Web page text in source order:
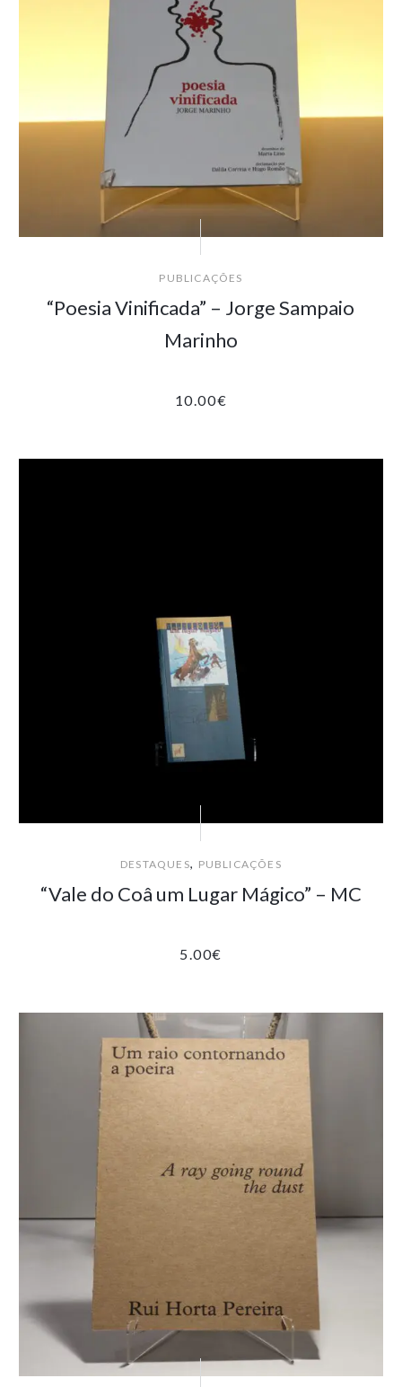
PUBLICAÇÕES
“Poesia Vinificada” – Jorge Sampaio
Marinho
10.00€
DESTAQUES, PUBLICAÇÕES
“Vale do Coâ um Lugar Mágico” – MC
5.00€